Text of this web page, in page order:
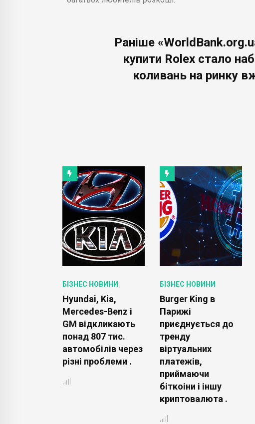
Раніше
купити Rolex стало
коливань на ринку
БІЗНЕС НОВИНИ
Hyundai, Kia,
Mercedes-Benz і
GM відкликають
понад 807 тис.
автомобілів через
різні проблеми .
БІЗНЕС НОВИНИ
Burger King в
Парижі
приєднується до
тренду
віртуальних
платежів,
приймаючи
біткоіни і іншу
криптовалюта .